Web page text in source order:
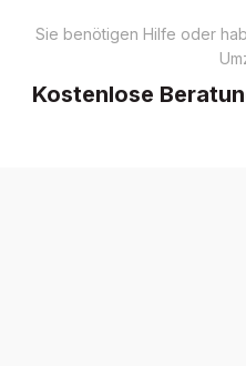
Sie benötigen Hilfe oder
Kostenlose